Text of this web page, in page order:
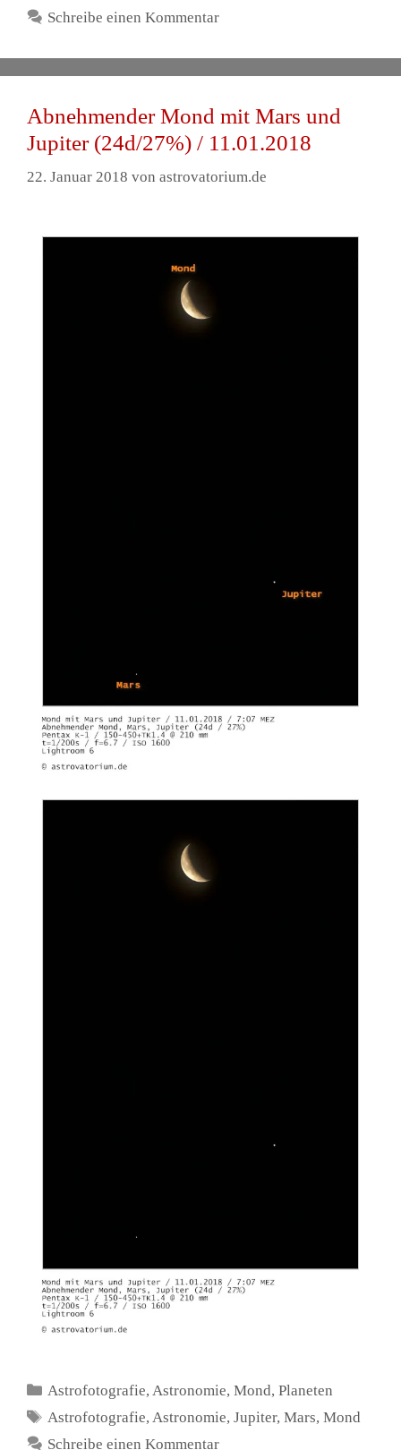
Schreibe einen Kommentar
Abnehmender Mond mit Mars und
Jupiter (24d/27%) / 11.01.2018
22. Januar 2018 von astrovatorium.de
Kategorien
Astrofotografie,Astronomie,Mond,Planeten
Schlagwörter
Astrofotografie,Astronomie,Jupiter,Mars,Mond
Schreibe einen Kommentar